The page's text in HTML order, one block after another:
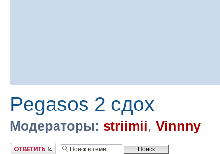
Pegasos 2 сдох
Модераторы: striimii, Vinnny
Ответить